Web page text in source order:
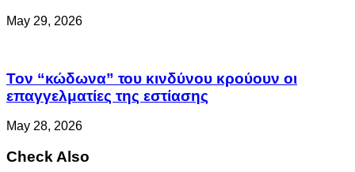
May 29, 2026
Τον “κώδωνα” του κινδύνου κρούουν οι
επαγγελματίες της εστίασης
May 28, 2026
Check Also